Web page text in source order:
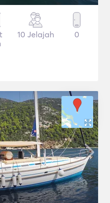
10 Jelajah 0